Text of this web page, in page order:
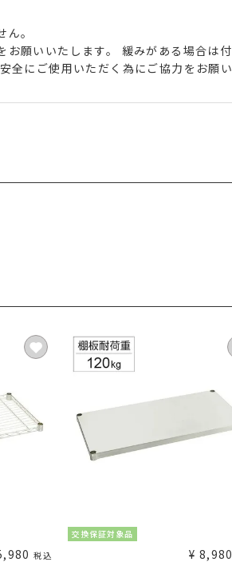
。
願いいたします。 緩みがある場合は付
全にご使用いただく為にご協力をお願い
税込
交換保証対象品
¥ 8,980